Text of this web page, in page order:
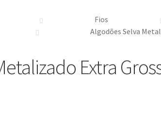
Fios
Algodões Selva
Extra